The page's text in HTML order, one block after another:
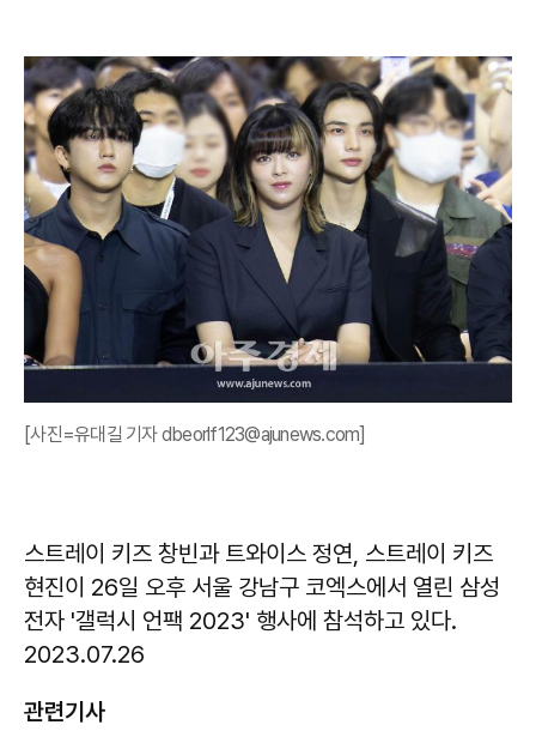
[사진=유대길 기자 dbeorlf123@ajunews.com]
스트레이 키즈 창빈과 트와이스 정연, 스트레이 키즈
현진이 26일 오후 서울 강남구 코엑스에서 열린 삼성
전자 '갤럭시 언팩 2023' 행사에 참석하고 있다.
2023.07.26
관련기사